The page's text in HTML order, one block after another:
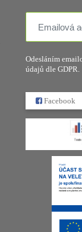
Odesláním
údajů dle GDPR.
Facebook